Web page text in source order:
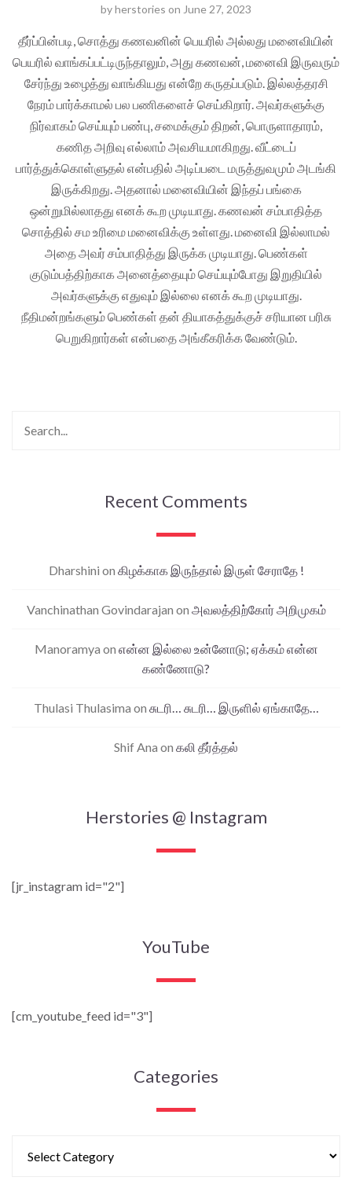
byherstories on June 27, 2023
தீர்ப்பின்படி, சொத்து கணவனின் பெயரில் அல்லது மனைவியின்
பெயரில் வாங்கப்பட்டிருந்தாலும், அது கணவன், மனைவி இருவரும்
சேர்ந்து உழைத்து வாங்கியது என்றே கருதப்படும். இல்லத்தரசி
நேரம் பார்க்காமல் பல பணிகளைச் செய்கிறார். அவர்களுக்கு
நிர்வாகம் செய்யும் பண்பு, சமைக்கும் திறன், பொருளாதாரம்,
கணித அறிவு எல்லாம் அவசியமாகிறது. வீட்டைப்
பார்த்துக்கொள்ளுதல் என்பதில் அடிப்படை மருத்துவமும் அடங்கி
இருக்கிறது. அதனால் மனைவியின் இந்தப் பங்கை
ஒன்றுமில்லாதது எனக் கூற முடியாது. கணவன் சம்பாதித்த
சொத்தில் சம உரிமை மனைவிக்கு உள்ளது. மனைவி இல்லாமல்
அதை அவர் சம்பாதித்து இருக்க முடியாது. பெண்கள்
குடும்பத்திற்காக அனைத்தையும் செய்யும்போது இறுதியில்
அவர்களுக்கு எதுவும் இல்லை எனக் கூற முடியாது.
நீதிமன்றங்களும் பெண்கள் தன் தியாகத்துக்குச் சரியான பரிசு
பெறுகிறார்கள் என்பதை அங்கீகரிக்க வேண்டும்.
Recent Comments
Dharshini on கிழக்காக இருந்தால் இருள் சேராதே !
Vanchinathan Govindarajan on அவலத்திற்கோர் அறிமுகம்
Manoramya on என்ன இல்லை உன்னோடு; ஏக்கம் என்ன
கண்ணோடு?
Thulasi Thulasima on சுடரி… சுடரி… இருளில் ஏங்காதே…
Shif Ana on கலி தீர்த்தல்
Herstories @ Instagram
[jr_instagram id="2"]
YouTube
[cm_youtube_feed id="3"]
Categories